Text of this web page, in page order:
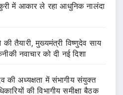
में आकार ले रहा आधुनिक नालंदा
तैयारी, मुख्यमंत्री विष्णुदेव साय
नवाचार को दी नई दिशा
की अध्यक्षता में संभागीय संयुक्त
की विभागीय समीक्षा बैठक